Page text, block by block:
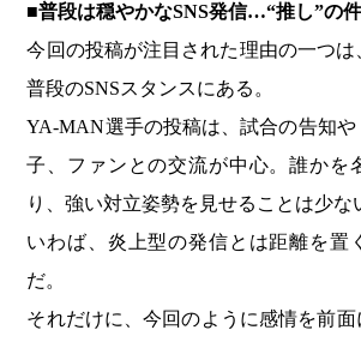
■普段は穏やかなSNS発信…“推し”の
今回の投稿が注目された理由の一つ
普段のSNSスタンスにある。
YA-MAN選手の投稿は、試合の告知
子、ファンとの交流が中心。誰かを
り、強い対立姿勢を見せることは少な
いわば、炎上型の発信とは距離を置
だ。
それだけに、今回のように感情を前